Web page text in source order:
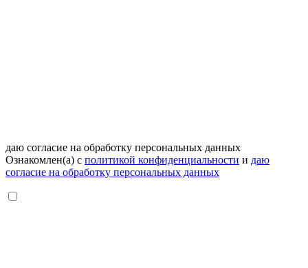
даю согласие на обработку персональных данных
Ознакомлен(а) с политикой конфиденциальности и даю
согласие на обработку персональных данных